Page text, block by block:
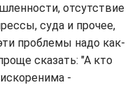
отсутствие
суда и прочее,
проблемы надо как-
сказать: "А кто
-